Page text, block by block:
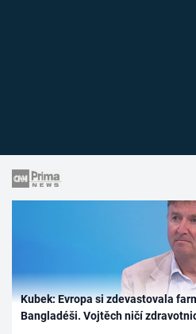
Kubek: Evropa si zdevastovala
Bangladéši. Vojtěch ničí